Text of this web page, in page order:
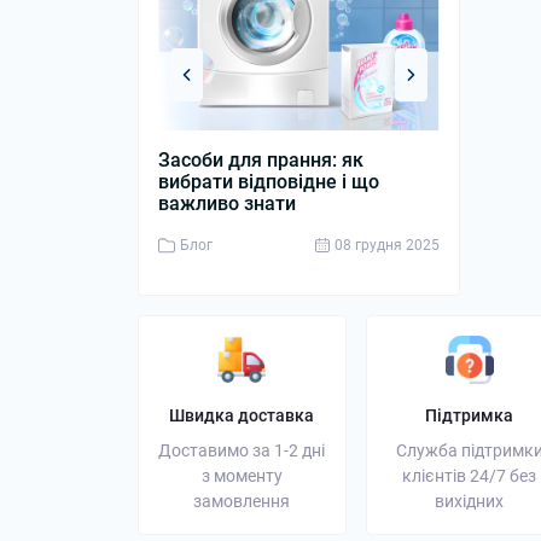
Засоби для прання: як
вибрати відповідне і що
важливо знати
Блог 08 грудня 2025
Швидка доставка
Доставимо за 1-2 дні
з моменту
замовлення
Підтримка
Служба
клієнтів 24/7 без
вихідних